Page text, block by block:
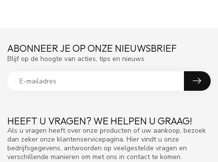
HEEFT U VRAGEN? WE HELPEN U GRAAG!
Als u vragen heeft over onze producten of uw aankoop, bezoek
dan zeker onze klantenservicepagina. Hier vindt u onze
bedrijfsgegevens, antwoorden op veelgestelde vragen en
verschillende manieren om met ons in contact te komen.
ABONNEER JE OP ONZE NIEUWSBRIEF
Blijf op de hoogte van acties, tips en nieuws